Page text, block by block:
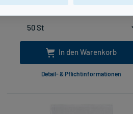
Lieferbar
In den Warenkorb
Detail- & Pflichtinformationen